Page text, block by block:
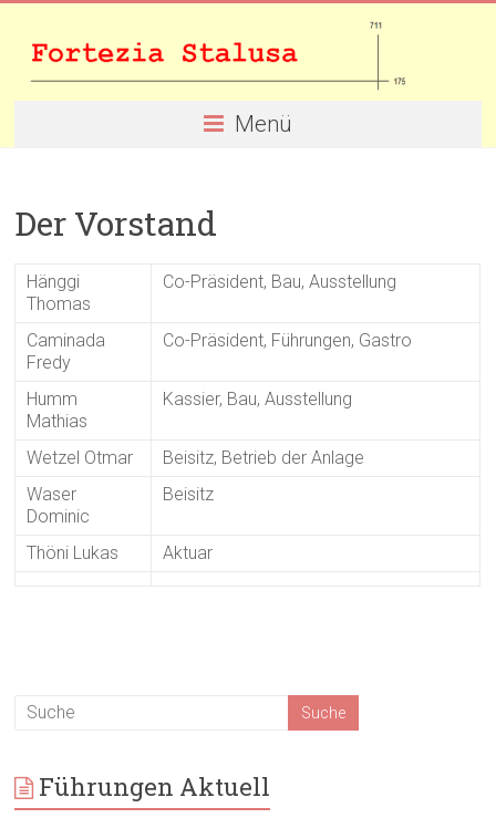
contentFestung
Stalusa
Stalusa
Disentis/Mustér
GR
Festungsmuseum
der
Surselva
Menü
Der Vorstand
Hänggi
Thomas
Co-Präsident, Bau, Ausstellung
Caminada
Fredy
Co-Präsident, Führungen, Gastro
Humm
Mathias
Kassier, Bau, Ausstellung
Wetzel Otmar
Beisitz, Betrieb der Anlage
Waser
Dominic
Beisitz
Thöni Lukas Aktuar
Führungen Aktuell